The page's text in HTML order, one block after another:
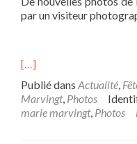
par un visiteur
[…]
Publié dans Actualité,
Marvingt, Photos
marie marvingt, Photos